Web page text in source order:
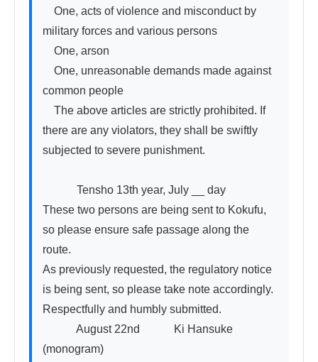
One, acts of violence and misconduct by
military forces and various persons
One, arson
One, unreasonable demands made against
common people
The above articles are strictly prohibited. If
there are any violators, they shall be swiftly
subjected to severe punishment.
Tensho 13th year, July __ day
These two persons are being sent to Kokufu,
so please ensure safe passage along the
route.
As previously requested, the regulatory notice
is being sent, so please take note accordingly.
Respectfully and humbly submitted.
August 22nd　　　Ki Hansuke
(monogram)